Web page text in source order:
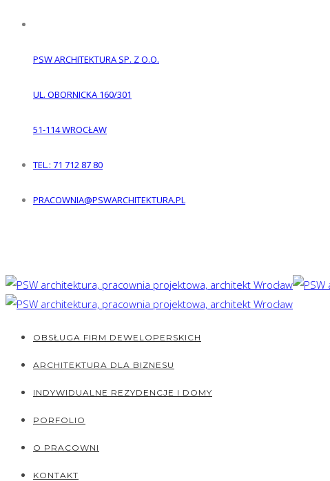
PSW ARCHITEKTURA SP. Z O.O.
UL. OBORNICKA 160/301
51-114WROCŁAW
TEL.: 71 712 87 80
PRACOWNIA@PSWARCHITEKTURA.PL
OBSŁUGA FIRM DEWELOPERSKICH
ARCHITEKTURA DLA BIZNESU
INDYWIDUALNE REZYDENCJE I DOMY
PORFOLIO
O PRACOWNI
KONTAKT